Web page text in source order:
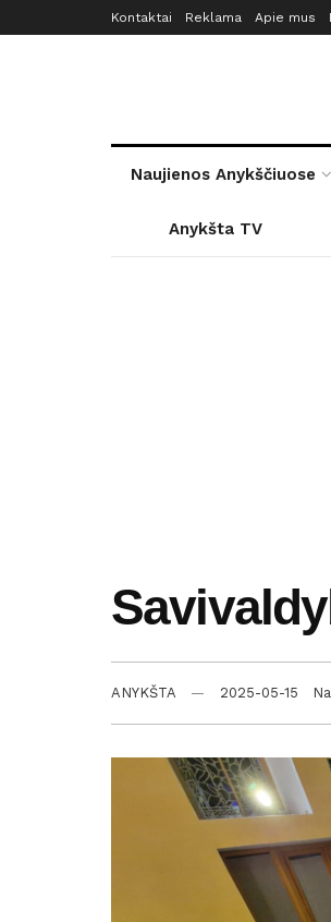
Kontaktai Reklama Apie mus
Naujienos Anykščiuose
Anykšta TV
ANYKŠTA 2025-05-15